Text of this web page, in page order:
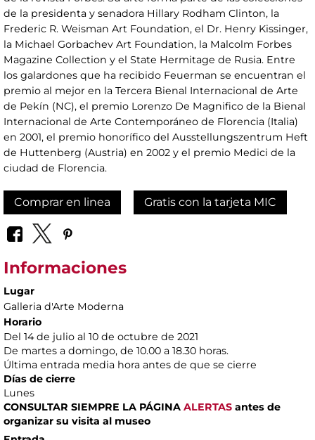
de la presidenta y senadora Hillary Rodham Clinton, la
Frederic R. Weisman Art Foundation, el Dr. Henry Kissinger,
la Michael Gorbachev Art Foundation, la Malcolm Forbes
Magazine Collection y el State Hermitage de Rusia. Entre
los galardones que ha recibido Feuerman se encuentran el
premio al mejor en la Tercera Bienal Internacional de Arte
de Pekín (NC), el premio Lorenzo De Magnifico de la Bienal
Internacional de Arte Contemporáneo de Florencia (Italia)
en 2001, el premio honorífico del Ausstellungszentrum Heft
de Huttenberg (Austria) en 2002 y el premio Medici de la
ciudad de Florencia.
Comprar en linea Gratis con la tarjeta MIC
Informaciones
Lugar
Galleria d'Arte Moderna
Horario
Del 14 de julio al 10 de octubre de 2021
De martes a domingo, de 10.00 a 18.30 horas.
Última entrada media hora antes de que se cierre
Días de cierre
Lunes
CONSULTAR SIEMPRE LA PÁGINA ALERTAS antes de
organizar su visita al museo